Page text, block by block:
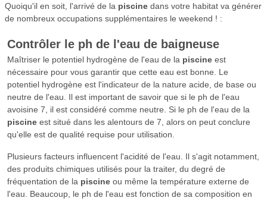
Quoiqu'il en soit, l'arrivé de la piscine dans votre habitat va générer
de nombreux occupations supplémentaires le weekend ! :
Contrôler le ph de l'eau de baigneuse
Maîtriser le potentiel hydrogène de l'eau de la piscineest
nécessaire pour vous garantir que cette eau est bonne. Le
potentiel hydrogène est l'indicateur de la nature acide, de base ou
neutre de l'eau. Il est important de savoir que si le ph de l'eau
avoisine 7, il est considéré comme neutre. Si le ph de l'eau de la
piscineest situé dans les alentours de 7, alors on peut conclure
qu'elle est de qualité requise pour utilisation.
Plusieurs facteurs influencent l'acidité de l'eau. Il s'agit notamment,
des produits chimiques utilisés pour la traiter, du degré de
fréquentation de la piscineou même la température externe de
l'eau. Beaucoup, le ph de l'eau est fonction de sa composition en